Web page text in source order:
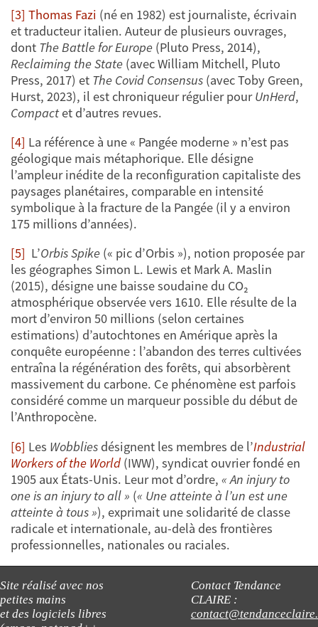
[3] Thomas Fazi (né en 1982) est journaliste, écrivain
et traducteur italien. Auteur de plusieurs ouvrages,
dont The Battle for Europe (Pluto Press, 2014),
Reclaiming the State (avec William Mitchell, Pluto
Press, 2017) et The Covid Consensus (avec Toby Green,
Hurst, 2023), il est chroniqueur régulier pourUnHerd,
Compactet d’autres revues.
[4] La référence à une « Pangée moderne » n’est pas
géologique mais métaphorique. Elle désigne
l’ampleur inédite de la reconfiguration capitaliste des
paysages planétaires, comparable en intensité
symbolique à la fracture de la Pangée (il y a environ
175 millions d’années).
[5] L’Orbis Spike (« pic d’Orbis »), notion proposée par
les géographes Simon L. Lewis et Mark A. Maslin
(2015), désigne une baisse soudaine du CO₂
atmosphérique observée vers 1610. Elle résulte de la
mort d’environ 50 millions (selon certaines
estimations) d’autochtones en Amérique après la
conquête européenne : l’abandon des terres cultivées
entraîna la régénération des forêts, qui absorbèrent
massivement du carbone. Ce phénomène est parfois
considéré comme un marqueur possible du début de
l’Anthropocène.
[6] Les Wobblies désignent les membres de l’Industrial
Workers of the World (IWW), syndicat ouvrier fondé en
1905 aux États-Unis. Leur mot d’ordre, « An injury to
one is an injury to all » (« Une atteinte à l’un est une
atteinte à tous »), exprimait une solidarité de classe
radicale et internationale, au-delà des frontières
professionnelles, nationales ou raciales.
Site réalisé avec nos
petites mains
et des logiciels libres
Contact Tendance
CLAIRE :